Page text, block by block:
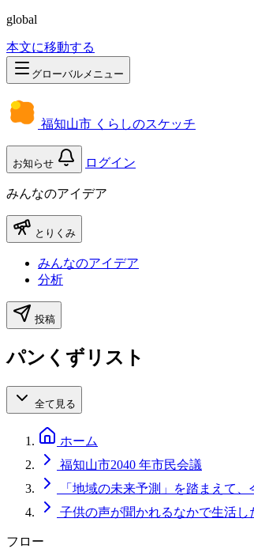
global
本文に移動する
グローバルメニュー
福知山市 くらしのスケッチ
お知らせ ログイン
みんなのアイデア
とりくみ
みんなのアイデア
分析
投稿
パンくずリスト
全て見る
ホーム
福知山市2040 年市民会議
「地域の未来予測」を踏まえて
子供の声が聞かれるなかで生活し
フロー